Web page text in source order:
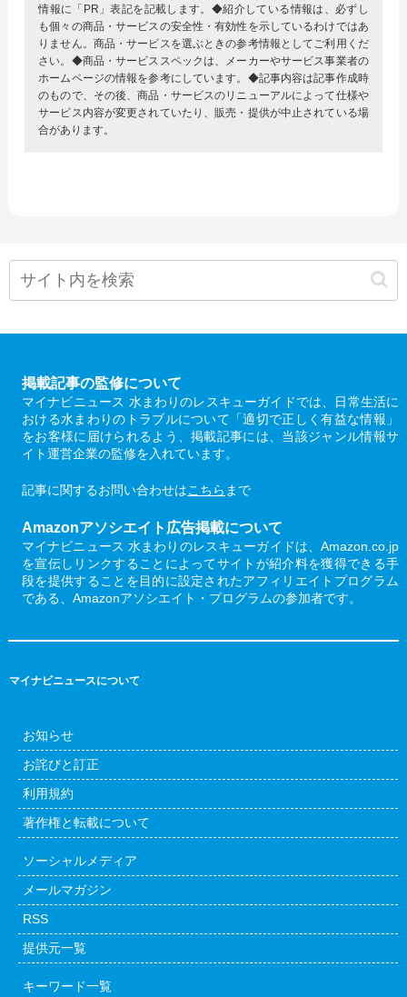
情報に「PR」表記を記載します。◆紹介している情報は、必ずし
も個々の商品・サービスの安全性・有効性を示しているわけではあ
りません。商品・サービスを選ぶときの参考情報としてご利用くだ
さい。◆商品・サービススペックは、メーカーやサービス事業者の
ホームページの情報を参考にしています。◆記事内容は記事作成時
のもので、その後、商品・サービスのリニューアルによって仕様や
サービス内容が変更されていたり、販売・提供が中止されている場
合があります。
掲載記事の監修について
マイナビニュース 水まわりのレスキューガイドでは、日常生活に
おける水まわりのトラブルについて「適切で正しく有益な情報」
をお客様に届けられるよう、掲載記事には、当該ジャンル情報サ
イト運営企業の監修を入れています。
記事に関するお問い合わせはこちら まで
Amazonアソシエイト広告掲載について
マイナビニュース 水まわりのレスキューガイドは、Amazon.co.jp
を宣伝しリンクすることによってサイトが紹介料を獲得できる手
段を提供することを目的に設定されたアフィリエイトプログラム
である、Amazonアソシエイト・プログラムの参加者です。
マイナビニュースについて
お知らせ
お詫びと訂正
利用規約
著作権と転載について
ソーシャルメディア
メールマガジン
RSS
提供元一覧
キーワード一覧